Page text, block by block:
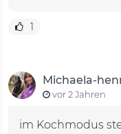
1
Michaela-
vor 2 Jahren
im Kochmodus